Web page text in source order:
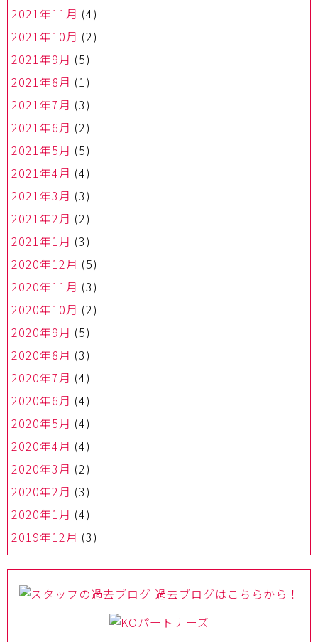
2021年11月 (4)
2021年10月 (2)
2021年9月 (5)
2021年8月 (1)
2021年7月 (3)
2021年6月 (2)
2021年5月 (5)
2021年4月 (4)
2021年3月 (3)
2021年2月 (2)
2021年1月 (3)
2020年12月 (5)
2020年11月 (3)
2020年10月 (2)
2020年9月 (5)
2020年8月 (3)
2020年7月 (4)
2020年6月 (4)
2020年5月 (4)
2020年4月 (4)
2020年3月 (2)
2020年2月 (3)
2020年1月 (4)
2019年12月 (3)